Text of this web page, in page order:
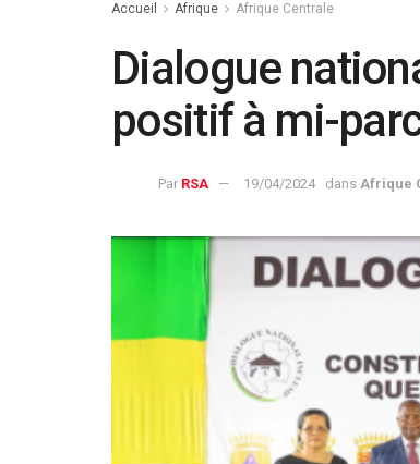
Accueil Afrique Afrique Centrale
Dialogue
positif à mi-
Par RSA 19/04/2024 dans Afrique